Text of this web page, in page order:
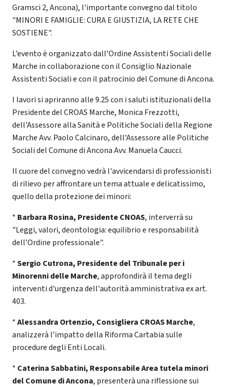
Gramsci 2, Ancona), l'importante convegno dal titolo
"MINORI E FAMIGLIE: CURA E GIUSTIZIA, LA RETE CHE
SOSTIENE".
L’evento è organizzato dall’Ordine Assistenti Sociali delle
Marche in collaborazione con il Consiglio Nazionale
Assistenti Sociali e con il patrocinio del Comune di Ancona.
I lavori si apriranno alle 9.25 con i saluti istituzionali della
Presidente del CROAS Marche, Monica Frezzotti,
dell'Assessore alla Sanità e Politiche Sociali della Regione
Marche Avv. Paolo Calcinaro, dell'Assessore alle Politiche
Sociali del Comune di Ancona Avv. Manuela Caucci.
Il cuore del convegno vedrà l'avvicendarsi di professionisti
di rilievo per affrontare un tema attuale e delicatissimo,
quello della protezione dei minori:
* Barbara Rosina, Presidente CNOAS, interverrà su
"Leggi, valori, deontologia: equilibrio e responsabilità
dell’Ordine professionale".
*Sergio Cutrona, Presidente del Tribunale per i
Minorenni delle Marche, approfondirà il tema degli
interventi d'urgenza dell'autorità amministrativa ex art.
403.
*Alessandra Ortenzio, Consigliera CROAS Marche,
analizzerà l’impatto della Riforma Cartabia sulle
procedure degli Enti Locali.
* Caterina Sabbatini, Responsabile Area tutela minori
del Comune di Ancona, presenterà una riflessione sui